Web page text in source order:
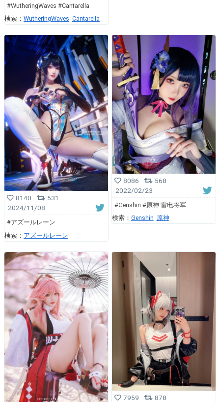
#WutheringWaves #Cantarella
検索： WutheringWaves Cantarella
8140
531
2024/11/08
#アズールレーン
検索： アズールレーン
8086
568
2022/02/23
#Genshin #原神 雷电将军
検索： Genshin 原神
7959
878